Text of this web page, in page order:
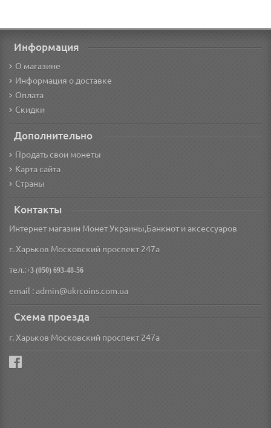
Информация
О магазине
Информация о доставке
Оплата
Скидки
Дополнительно
Продать свои монеты
Карта сайта
Страны
Контакты
Интернет магазин Монет Украины,Банкнот и аксессуаров
г. Харьков Московский проспект 247а
тел.:+3 (050) 693-48-56
email : admin@ukrcoins.com.ua
Схема проезда
г. Харьков Московский проспект 247а